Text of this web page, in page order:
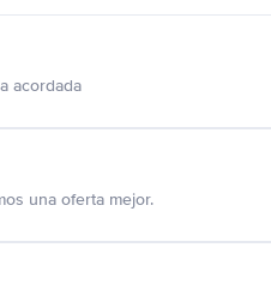
acordada
una oferta mejor.